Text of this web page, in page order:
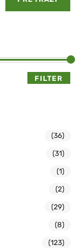
FILTER
(36)
(31)
(1)
(2)
(29)
(8)
(123)